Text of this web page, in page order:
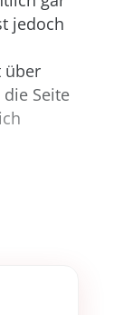
jedoch
über
Seite